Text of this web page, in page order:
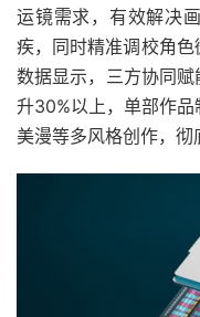
运镜需求，有效解决
疾，同时精准调校角色
数据显示，三方协同
升30%以上，单部作品
美漫等多风格创作，彻